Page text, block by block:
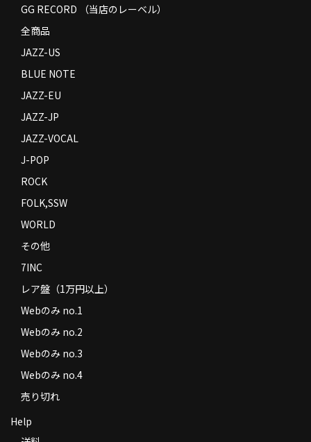
Contact
GG RECORD （当店のレーベル）
全商品
JAZZ-US
BLUE NOTE
JAZZ-EU
JAZZ-JP
JAZZ-VOCAL
J-POP
ROCK
FOLK,SSW
WORLD
その他
7INC
レア盤（1万円以上）
Webのみ no.1
Webのみ no.2
Webのみ no.3
Webのみ no.4
売り切れ
Help